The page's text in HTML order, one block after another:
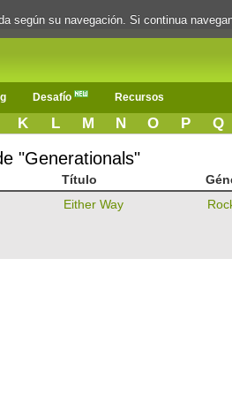
Desafío Recursos
K L M N O P Q
"Generationals"
Título
Either Way
según su navegación. Si continua